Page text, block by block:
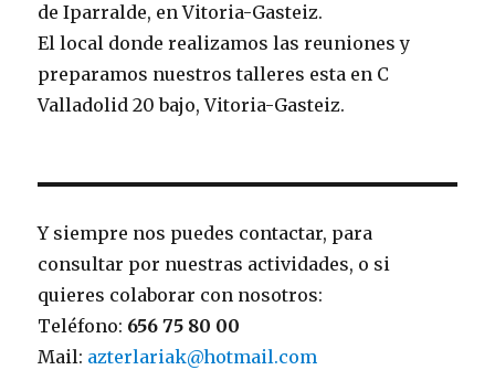
de Iparralde, en Vitoria-Gasteiz.
El local donde realizamos las reuniones y
preparamos nuestros talleres esta en C
Valladolid 20 bajo, Vitoria-Gasteiz.
Y siempre nos puedes contactar, para
consultar por nuestras actividades, o si
quieres colaborar con nosotros:
Teléfono: 656 75 80 00
Mail: azterlariak@hotmail.com